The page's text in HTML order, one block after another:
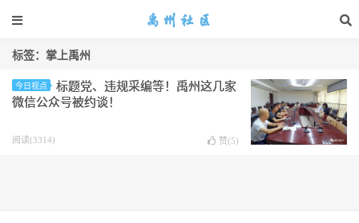
标签：掌上禹州
今日视点
标题党、违规采编等！禹州这几家
微信公众号被约谈！
阅读(3314) 赞(5)